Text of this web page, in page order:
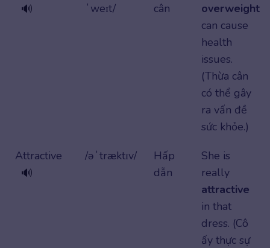
🔊
ˈweɪt/
cân
overweight
can cause
health
issues.
(Thừa cân
có thể gây
ra vấn đề
sức khỏe.)
Attractive
🔊
/əˈtræktɪv/
Hấp
dẫn
She is
really
attractive
in that
dress. (Cô
ấy thực sự